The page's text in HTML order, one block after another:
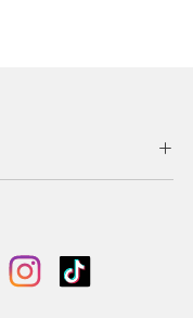
茨城県 鳥取県